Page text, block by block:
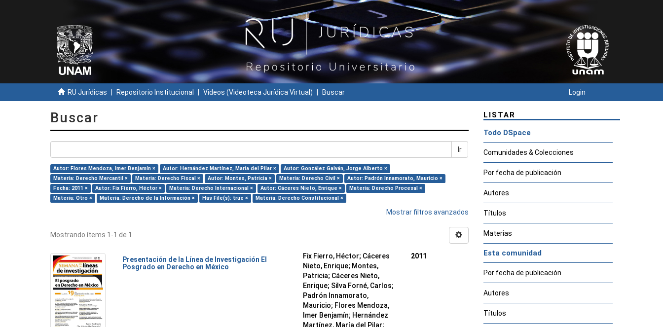
RU Jurídicas Repositorio Institucional Videos (Videoteca Jurídica Virtual) Buscar Login
Buscar
Ir
Autor: Flores Mendoza, Imer Benjamín × Autor: Hernández Martínez, María del Pilar ×
Autor: González Galván, Jorge Alberto ×
Materia: Derecho Mercantil ×
Materia: Derecho Fiscal × Autor: Montes, Patricia × Materia: Derecho Civil ×
Autor: Padrón Innamorato, Mauricio ×
Fecha: 2011 ×
Autor: Fix Fierro, Héctor × Materia: Derecho Internacional × Autor: Cáceres Nieto, Enrique ×
Materia: Derecho Procesal ×
Materia: Otro ×
Materia: Derecho de la Información × Has File(s): true × Materia: Derecho Constitucional ×
Mostrar filtros avanzados
Mostrando ítems 1-1 de 1
Presentación de la Línea de Investigación El
Posgrado en Derecho en México
Fix Fierro, Héctor; Cáceres
Nieto, Enrique; Montes,
Patricia; Cáceres Nieto,
Enrique; Silva Forné, Carlos;
Padrón Innamorato,
Mauricio; Flores Mendoza,
Imer Benjamín; Hernández
Martínez, María del Pilar;
2011
LISTAR
Todo DSpace
Comunidades & Colecciones
Por fecha de publicación
Autores
Títulos
Materias
Esta comunidad
Por fecha de publicación
Autores
Títulos